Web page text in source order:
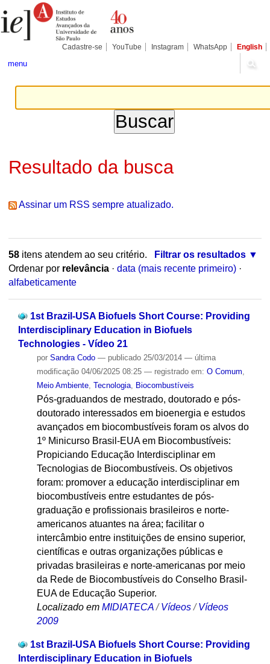
para
conteúdo.
Pessoais
Cadastre-se YouTube Instagram WhatsApp English
menu
Resultado da busca
Assinar um RSS sempre atualizado.
58itens atendem ao seu critério.
Filtrar os resultados
Ordenar por relevância · data (mais recente primeiro) ·
alfabeticamente
1st Brazil-USA Biofuels Short Course: Providing
Interdisciplinary Education in Biofuels
Technologies - Vídeo 21
por Sandra Codo — publicado25/03/2014 — última
modificação04/06/2025 08:25 — registrado em: O Comum
Meio Ambiente, Tecnologia, Biocombustíveis
Pós-graduandos de mestrado, doutorado e pós-
doutorado interessados em bioenergia e estudos
avançados em biocombustíveis foram os alvos do
1º Minicurso Brasil-EUA em Biocombustíveis:
Propiciando Educação Interdisciplinar em
Tecnologias de Biocombustíveis. Os objetivos
foram: promover a educação interdisciplinar em
biocombustíveis entre estudantes de pós-
graduação e profissionais brasileiros e norte-
americanos atuantes na área; facilitar o
intercâmbio entre instituições de ensino superior,
científicas e outras organizações públicas e
privadas brasileiras e norte-americanas por meio
da Rede de Biocombustíveis do Conselho Brasil-
EUA de Educação Superior.
Localizado em MIDIATECA /Vídeos /Vídeos
2009
1st Brazil-USA Biofuels Short Course: Providing
Interdisciplinary Education in Biofuels